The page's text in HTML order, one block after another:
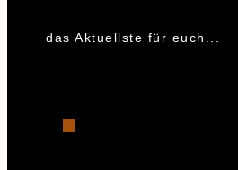
das Aktuellste für euch...